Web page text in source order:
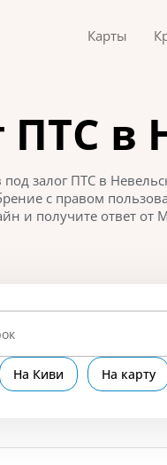
Карты
в
залог ПТС в
с правом
и получите ответ
На Киви На карту